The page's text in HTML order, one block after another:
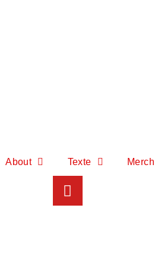
About Texte Merch